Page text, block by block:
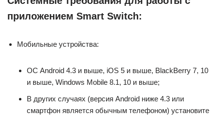
приложением Smart Switch:
Мобильные устройства:
ОС Android 4.3 и выше, iOS 5 и выше, BlackBerry 7, 10
и выше, Windows Mobile 8.1, 10 и выше;
В других случаях (версия Android ниже 4.3 или
смартфон является обычным телефоном) установите